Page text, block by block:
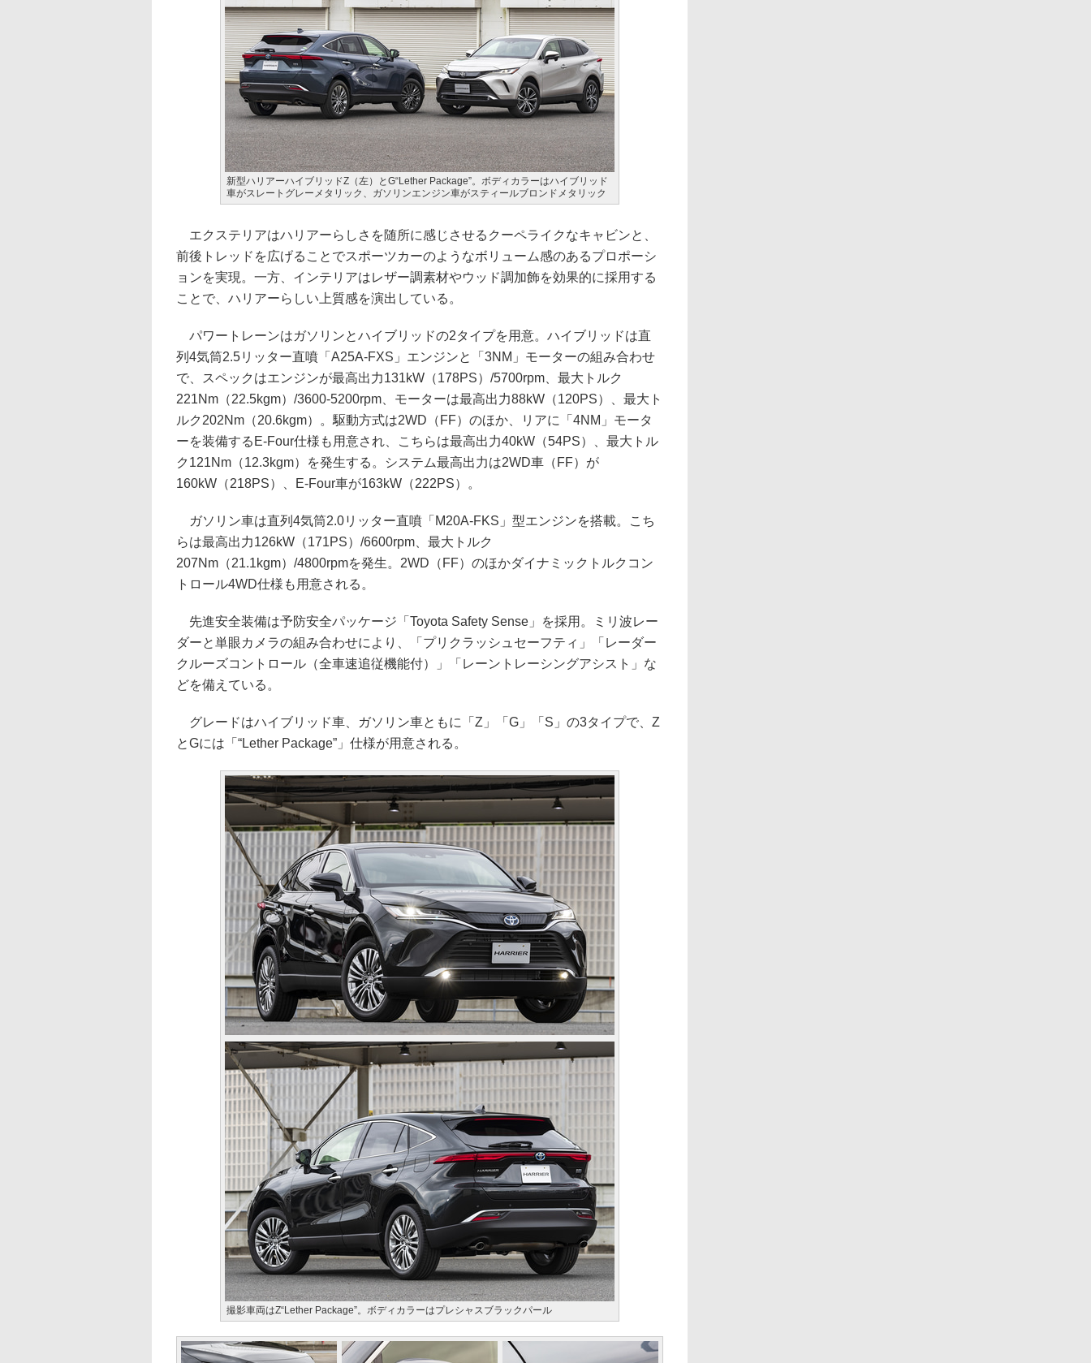
新型ハリアーハイブリッドZ（左）とG“Lether Package”。ボディカラーはハイブリッド
車がスレートグレーメタリック、ガソリンエンジン車がスティールブロンドメタリック
エクステリアはハリアーらしさを随所に感じさせるクーペライクなキャビンと、
前後トレッドを広げることでスポーツカーのようなボリューム感のあるプロポーシ
ョンを実現。一方、インテリアはレザー調素材やウッド調加飾を効果的に採用する
ことで、ハリアーらしい上質感を演出している。
パワートレーンはガソリンとハイブリッドの2タイプを用意。ハイブリッドは直
列4気筒2.5リッター直噴「A25A-FXS」エンジンと「3NM」モーターの組み合わせ
で、スペックはエンジンが最高出力131kW（178PS）/5700rpm、最大トルク
221Nm（22.5kgm）/3600-5200rpm、モーターは最高出力88kW（120PS）、最大ト
ルク202Nm（20.6kgm）。駆動方式は2WD（FF）のほか、リアに「4NM」モータ
ーを装備するE-Four仕様も用意され、こちらは最高出力40kW（54PS）、最大トル
ク121Nm（12.3kgm）を発生する。システム最高出力は2WD車（FF）が
160kW（218PS）、E-Four車が163kW（222PS）。
ガソリン車は直列4気筒2.0リッター直噴「M20A-FKS」型エンジンを搭載。こち
らは最高出力126kW（171PS）/6600rpm、最大トルク
207Nm（21.1kgm）/4800rpmを発生。2WD（FF）のほかダイナミックトルクコン
トロール4WD仕様も用意される。
先進安全装備は予防安全パッケージ「Toyota Safety Sense」を採用。ミリ波レー
ダーと単眼カメラの組み合わせにより、「プリクラッシュセーフティ」「レーダー
クルーズコントロール（全車速追従機能付）」「レーントレーシングアシスト」な
どを備えている。
グレードはハイブリッド車、ガソリン車ともに「Z」「G」「S」の3タイプで、Z
とGには「“Lether Package”」仕様が用意される。
撮影車両はZ“Lether Package”。ボディカラーはプレシャスブラックパール